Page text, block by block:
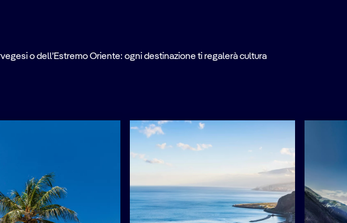
o dell’Estremo Oriente: ogni destinazione ti regalerà cultura